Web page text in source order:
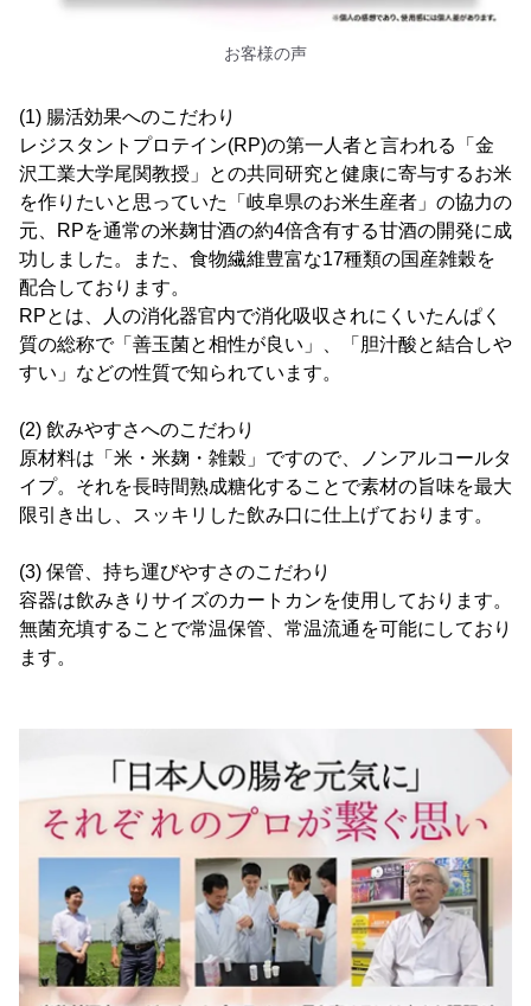
お客様の声
(1) 腸活効果へのこだわり
レジスタントプロテイン(RP)の第一人者と言われる「金
沢工業大学尾関教授」との共同研究と健康に寄与するお米
を作りたいと思っていた「岐阜県のお米生産者」の協力の
元、RPを通常の米麹甘酒の約4倍含有する甘酒の開発に成
功しました。また、食物繊維豊富な17種類の国産雑穀を
配合しております。
RPとは、人の消化器官内で消化吸収されにくいたんぱく
質の総称で「善玉菌と相性が良い」、「胆汁酸と結合しや
すい」などの性質で知られています。
(2) 飲みやすさへのこだわり
原材料は「米・米麹・雑穀」ですので、ノンアルコールタ
イプ。それを長時間熟成糖化することで素材の旨味を最大
限引き出し、スッキリした飲み口に仕上げております。
(3) 保管、持ち運びやすさのこだわり
容器は飲みきりサイズのカートカンを使用しております。
無菌充填することで常温保管、常温流通を可能にしており
ます。